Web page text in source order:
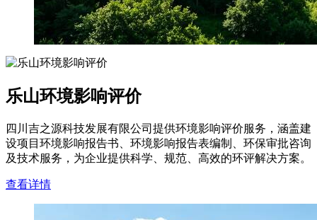
乐山环境影响评价
四川吉之源科技发展有限公司提供环境影响评价服务，涵盖建
设项目环境影响报告书、环境影响报告表编制、环保审批咨询
及技术服务，为企业提供科学、规范、高效的环评解决方案。
查看详情